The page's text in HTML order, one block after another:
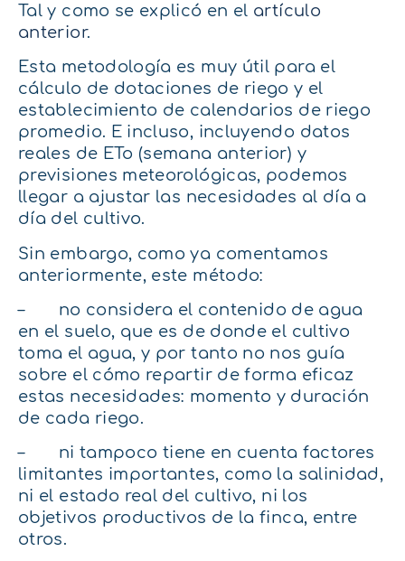
Tal y como se explicó en el artículo
anterior.
Esta metodología es muy útil para el
cálculo de dotaciones de riego y el
establecimiento de calendarios de riego
promedio. E incluso, incluyendo datos
reales de ETo (semana anterior) y
previsiones meteorológicas, podemos
llegar a ajustar las necesidades al día a
día del cultivo.
Sin embargo, como ya comentamos
anteriormente, este método:
– no considera el contenido de agua
en el suelo, que es de donde el cultivo
toma el agua, y por tanto no nos guía
sobre el cómo repartir de forma eficaz
estas necesidades: momento y duración
de cada riego.
– ni tampoco tiene en cuenta factores
limitantes importantes, como la salinidad,
ni el estado real del cultivo, ni los
objetivos productivos de la finca, entre
otros.